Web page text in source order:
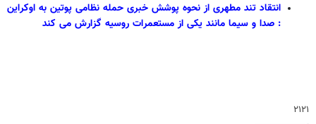
انتقاد تند مطهری از نحوه پوشش خبری حمله نظامی پوتین به اوکراین
: صدا و سیما مانند یکی از مستعمرات روسیه گزارش می کند
۲۱۲۱